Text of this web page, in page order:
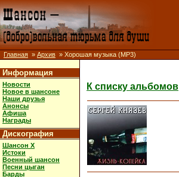
Главная » Архив » Хорошая музыка (MP3)
Информация
Новости
Новое в шансоне
Наши друзья
Анонсы
Афиша
Награды
Дискография
Шансон X
Истоки
Военный шансон
Песни цыган
Барды
К списку альбомов